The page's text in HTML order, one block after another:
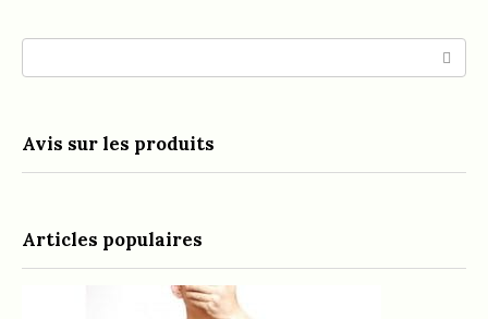
Avis sur les produits
Articles populaires